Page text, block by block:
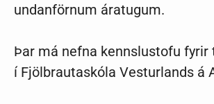
undanförnum áratugum.
Þar má nefna kennslustofu
í Fjölbrautaskóla Vesturlands á